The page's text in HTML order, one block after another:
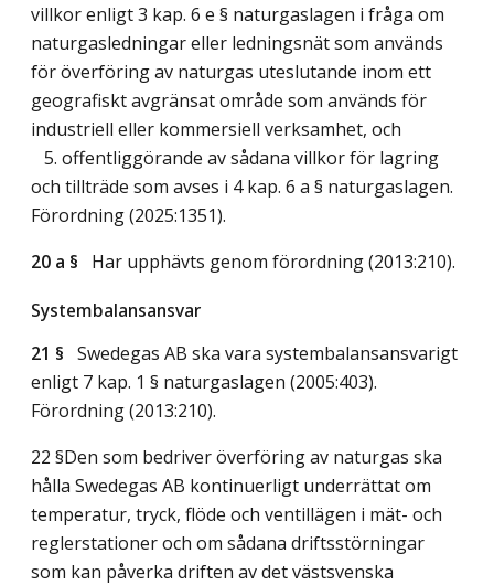
villkor enligt 3 kap. 6 e § naturgaslagen i fråga om
naturgasledningar eller ledningsnät som används
för överföring av naturgas uteslutande inom ett
geografiskt avgränsat område som används för
industriell eller kommersiell verksamhet, och
5. offentliggörande av sådana villkor för lagring
och tillträde som avses i 4 kap. 6 a § naturgaslagen.
Förordning (2025:1351).
20 a § Har upphävts genom förordning (2013:210).
Systembalansansvar
21 § Swedegas AB ska vara systembalansansvarigt
enligt 7 kap. 1 § naturgaslagen (2005:403).
Förordning (2013:210).
22 §Den som bedriver överföring av naturgas ska
hålla Swedegas AB kontinuerligt underrättat om
temperatur, tryck, flöde och ventillägen i mät- och
reglerstationer och om sådana driftsstörningar
som kan påverka driften av det västsvenska